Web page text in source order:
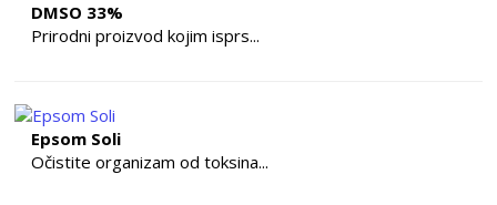
DMSO 33%
Prirodni proizvod kojim isprs...
Epsom Soli
Očistite organizam od toksina...